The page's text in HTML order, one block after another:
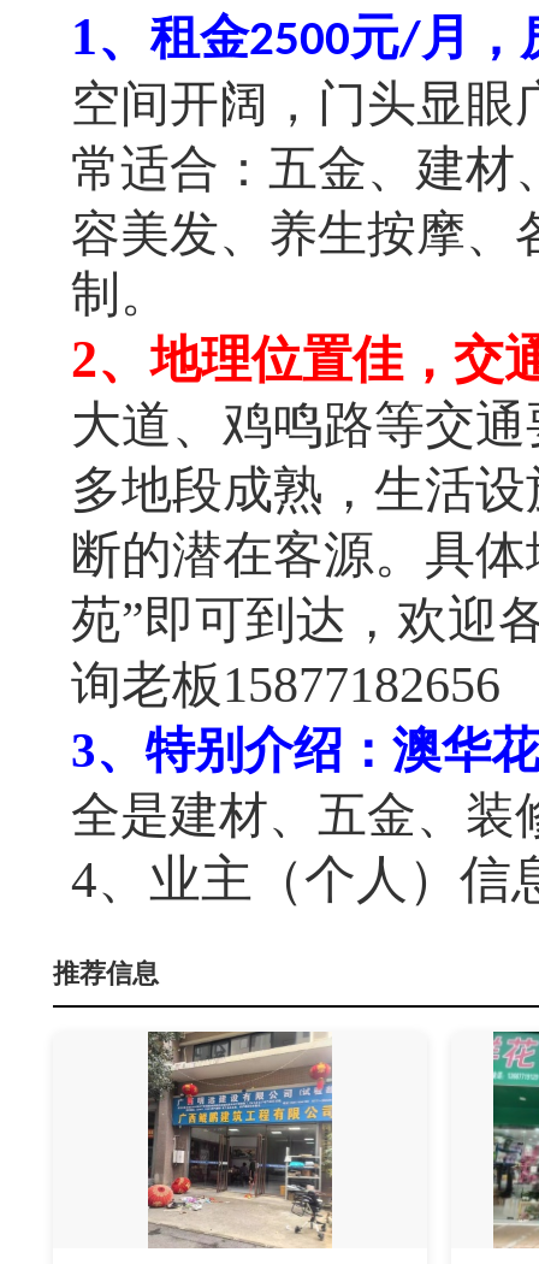
1、 租金2500元/月，
空间开阔，门头显眼
常适合：五金、建材
容美发、养生按摩、
制。
2、地理位置佳，交
大道、 鸡鸣路等交
多地段成熟，生活
断的潜在客源。具
苑”即可到达，欢迎
询老板15877182656
3、特别介绍：澳华
全是建材、五金、装
4、 业主（个人）信
推荐信息